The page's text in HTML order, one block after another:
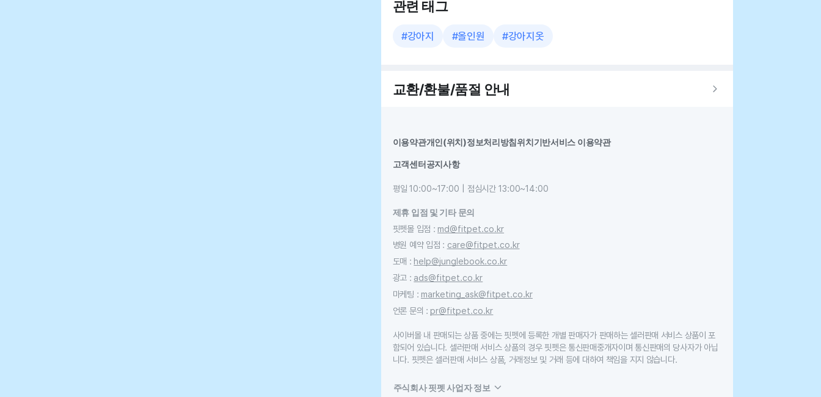
관련 태그
#강아지 #올인원 #강아지옷
교환/환불/품절 안내
이용약관개인(위치)정보처리방침위치기반서비스 이용약관
고객센터공지사항
평일 10:00~17:00 | 점심시간 13:00~14:00
제휴 입점 및 기타 문의
핏펫몰 입점 : md@fitpet.co.kr
병원 예약 입점 : care@fitpet.co.kr
도매 : help@junglebook.co.kr
광고 : ads@fitpet.co.kr
마케팅 : marketing_ask@fitpet.co.kr
언론 문의 : pr@fitpet.co.kr
사이버몰 내 판매되는 상품 중에는 핏펫에 등록한 개별 판매자가 판매하는 셀러판매 서비스 상품이 포
함되어 있습니다. 셀러판매 서비스 상품의 경우 핏펫은 통신판매중개자이며 통신판매의 당사자가 아닙
니다. 핏펫은 셀러판매 서비스 상품, 거래정보 및 거래 등에 대하여 책임을 지지 않습니다.
주식회사 핏펫 사업자 정보